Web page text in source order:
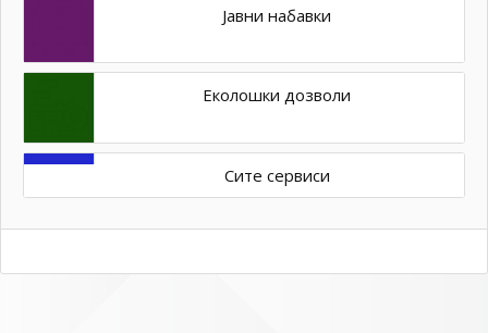
Јавни набавки
Еколошки дозволи
Сите сервиси